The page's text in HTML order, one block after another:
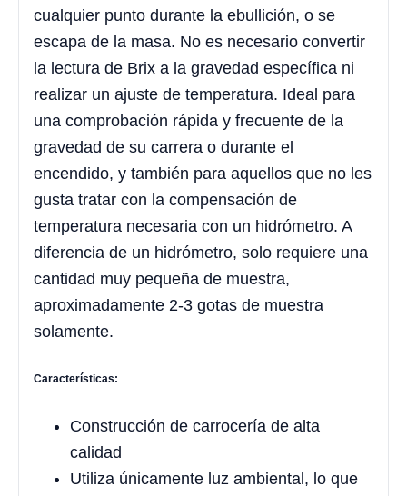
cualquier punto durante la ebullición, o se
escapa de la masa. No es necesario convertir
la lectura de Brix a la gravedad específica ni
realizar un ajuste de temperatura. Ideal para
una comprobación rápida y frecuente de la
gravedad de su carrera o durante el
encendido, y también para aquellos que no les
gusta tratar con la compensación de
temperatura necesaria con un hidrómetro. A
diferencia de un hidrómetro, solo requiere una
cantidad muy pequeña de muestra,
aproximadamente 2-3 gotas de muestra
solamente.
Características:
Construcción de carrocería de alta
calidad
Utiliza únicamente luz ambiental, lo que